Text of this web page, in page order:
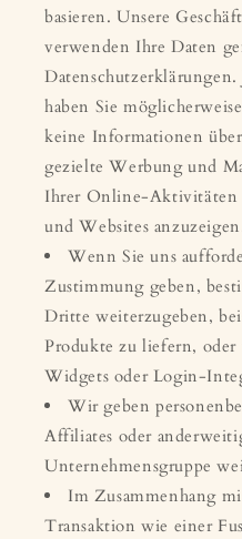
basieren. Unsere
verwenden Ihre Daten
haben Sie
keine Informationen
gezielte Werbung und
Ihrer Online-Aktivitäten
und Websites
Wenn Sie uns
Zustimmung geben,
Dritte weiterzugeben,
Produkte zu liefern,
Widgets oder Login-
Wir geben
Affiliates oder
Unternehmensgruppe
Im Zusammenhang
Transaktion wie einer